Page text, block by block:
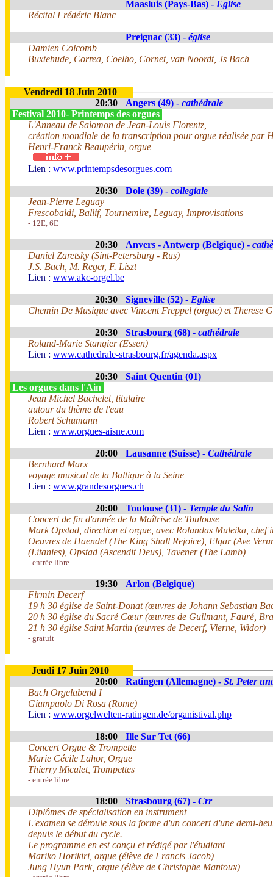
Maasluis (Pays-Bas) - Eglise
Récital Frédéric Blanc
Preignac (33) - église
Damien Colcomb
Buxtehude, Correa, Coelho, Cornet, van Noordt, Js Bach
Vendredi 18 Juin 2010
20:30
Angers (49) - cathédrale
Festival 2010- Printemps des orgues
L'Anneau de Salomon de Jean-Louis Florentz,
création mondiale de la transcription pour orgue réalisée par
Henri-Franck Beaupérin, orgue
Lien : www.printempsdesorgues.com
20:30 Dole (39) - collegiale
Jean-Pierre Leguay
Frescobaldi, Ballif, Tournemire, Leguay, Improvisations
- 12E, 6E
20:30 Anvers - Antwerp (Belgique) -
Daniel Zaretsky (Sint-Petersburg - Rus)
J.S. Bach, M. Reger, F. Liszt
Lien : www.akc-orgel.be
20:30 Signeville (52) - Eglise
Chemin De Musique avec Vincent Freppel (orgue) et Therese
20:30 Strasbourg (68) - cathédrale
Roland-Marie Stangier (Essen)
Lien : www.cathedrale-strasbourg.fr/agenda.aspx
20:30
Saint Quentin (01)
Les orgues dans l'Ain
Jean Michel Bachelet, titulaire
autour du thème de l'eau
Robert Schumann
Lien : www.orgues-aisne.com
20:00 Lausanne (Suisse) - Cathédrale
Bernhard Marx
voyage musical de la Baltique à la Seine
Lien : www.grandesorgues.ch
20:00 Toulouse (31) - Temple du Salin
Concert de fin d'année de la Maîtrise de Toulouse
Mark Opstad, direction et orgue, avec Rolandas Muleika, chef
Oeuvres de Haendel (The King Shall Rejoice), Elgar (Ave
(Litanies), Opstad (Ascendit Deus), Tavener (The Lamb)
- entrée libre
19:30
Arlon (Belgique)
Firmin Decerf
19 h 30 église de Saint-Donat (œuvres de Johann Sebastian
20 h 30 église du Sacré Cœur (œuvres de Guilmant, Fauré,
21 h 30 église Saint Martin (œuvres de Decerf, Vierne, Widor)
- gratuit
Jeudi 17 Juin 2010
20:00
Ratingen (Allemagne) - St. Peter
Bach Orgelabend I
Giampaolo Di Rosa (Rome)
Lien : www.orgelwelten-ratingen.de/organistival.php
18:00
Ille Sur Tet (66)
Concert Orgue & Trompette
Marie Cécile Lahor, Orgue
Thierry Micalet, Trompettes
- entrée libre
18:00 Strasbourg (67) - Crr
Diplômes de spécialisation en instrument
L'examen se déroule sous la forme d'un concert d'une demi-
depuis le début du cycle.
Le programme en est conçu et rédigé par l'étudiant
Mariko Horikiri, orgue (élève de Francis Jacob)
Jung Hyun Park, orgue (élève de Christophe Mantoux)